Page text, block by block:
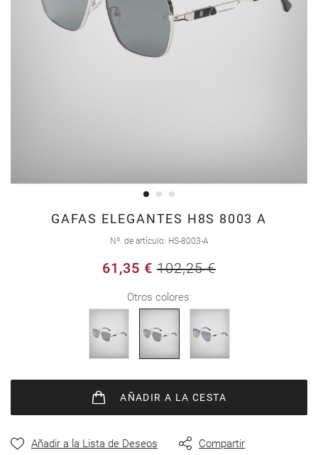
GAFAS ELEGANTES H8S 8003 A
Nº. de artículo HS-8003-A
61,35 € 102,25 €
Otros colores:
AÑADIR A LA CESTA
Añadir a la Lista de Deseos Compartir